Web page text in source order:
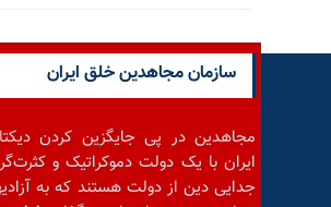
سازمان مجاهدین خلق ایران
مجاهدین در پی جایگزین کردن
ایران با یک دولت دموکراتیک و
جدایی دین از دولت هستند که به